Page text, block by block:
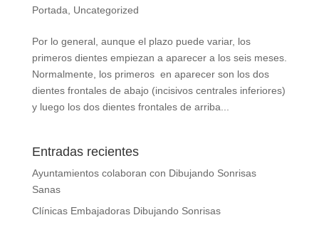
Portada
Uncategorized
Por lo general, aunque el plazo puede variar, los
primeros dientes empiezan a aparecer a los seis meses.
Normalmente, los primeros en aparecer son los dos
dientes frontales de abajo (incisivos centrales inferiores)
y luego los dos dientes frontales de arriba...
Entradas recientes
Ayuntamientos colaboran con Dibujando Sonrisas
Sanas
Clínicas Embajadoras Dibujando Sonrisas